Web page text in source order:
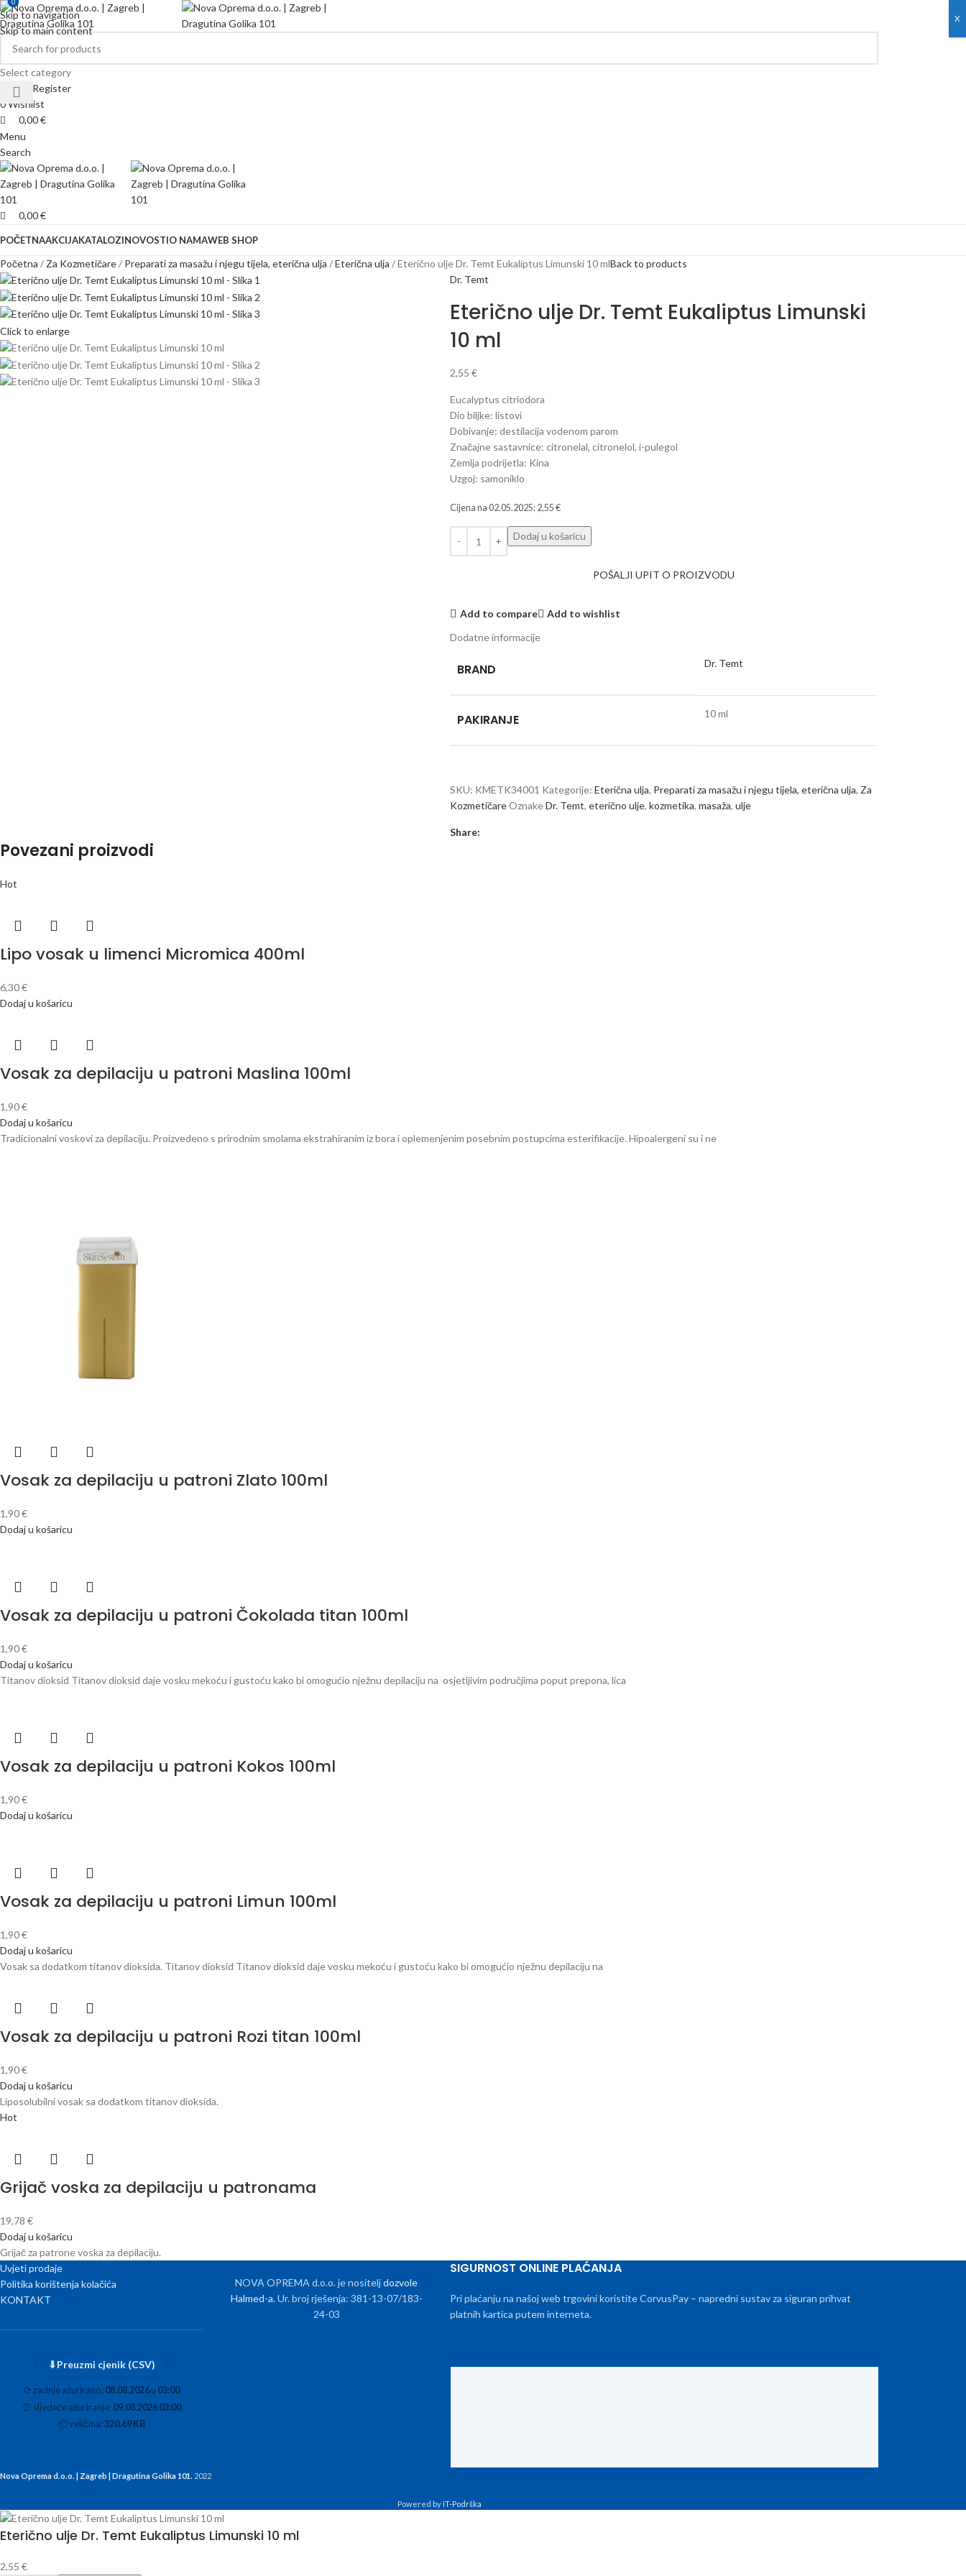
Skip to navigation
Skip to main content
Select category
Login / Register
0 Wishlist
0
0,00€
Menu
Search
0
0,00€
POČETNAAKCIJAKATALOZINOVOSTIO NAMAWEB SHOP
Početna Za Kozmetičare Preparati za masažu i njegu tijela, eterična ulja Eterična ulja Eterično ulje Dr. Temt Eukaliptus Limunski 10 mlBack to products
Click to enlarge
Dr. Temt
Eterično ulje Dr. Temt Eukaliptus Limunski
10 ml
2,55 €
Eucalyptus citriodora
Dio biljke: listovi
Dobivanje: destilacija vodenom parom
Značajne sastavnice: citronelal, citronelol, i-pulegol
Zemlja podrijetla: Kina
Uzgoj: samoniklo
Cijena na 02.05.2025: 2,55 €
Dodaj u košaricu
POŠALJI UPIT O PROIZVODU
Add to compare
Add to wishlist
Dodatne informacije
BRAND Dr. Temt
PAKIRANJE 10 ml
SKU: KMETK34001 Kategorije: Eterična ulja, Preparati za masažu i njegu tijela, eterična ulja, Za
KozmetičareOznakeDr. Temt, eterično ulje, kozmetika, masaža, ulje
Share:
Povezani proizvodi
Hot
Lipo vosak u limenci Micromica 400ml
6,30€
Dodaj u košaricu
Vosak za depilaciju u patroni Maslina 100ml
1,90€
Dodaj u košaricu
Tradicionalni voskovi za depilaciju. Proizvedeno s prirodnim smolama ekstrahiranim iz bora i oplemenjenim posebnim postupcima esterifikacije. Hipoalergeni su i ne
Vosak za depilaciju u patroni Zlato 100ml
1,90€
Dodaj u košaricu
Vosak za depilaciju u patroni Čokolada titan 100ml
1,90€
Dodaj u košaricu
Titanov dioksid Titanov dioksid daje vosku mekoću i gustoću kako bi omogućio nježnu depilaciju na osjetljivim područjima poput prepona, lica
Vosak za depilaciju u patroni Kokos 100ml
1,90€
Dodaj u košaricu
Vosak za depilaciju u patroni Limun 100ml
1,90€
Dodaj u košaricu
Vosak sa dodatkom titanov dioksida. Titanov dioksid Titanov dioksid daje vosku mekoću i gustoću kako bi omogućio nježnu depilaciju na
Vosak za depilaciju u patroni Rozi titan 100ml
1,90€
Dodaj u košaricu
Liposolubilni vosak sa dodatkom titanov dioksida.
Hot
Grijač voska za depilaciju u patronama
19,78 €
Dodaj u košaricu
Grijač za patrone voska za depilaciju.
Uvjeti prodaje
Politika korištenja kolačića
KONTAKT
⬇Preuzmi cjenik (CSV)
⟳zadnje ažurirano:08.08.2026u 03:00
⏰ sljedeće ažuriranje:09.08.2026 03:00
📦veličina:320.69 KB
NOVA OPREMA d.o.o. je nositeljdozvole
Halmed-a. Ur. broj rješenja: 381-13-07/183-
24-03
SIGURNOST ONLINE PLAĆANJA
Pri plaćanju na našoj web trgovini koristite CorvusPay – napredni sustav za siguran prihvat
platnih kartica putem interneta.
Nova Oprema d.o.o. | Zagreb | Dragutina Golika 101. 2022
Powered byIT-Podrška
Eterično ulje Dr. Temt Eukaliptus Limunski 10 ml
2,55 €
X